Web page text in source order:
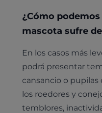
¿Cómo
mascota sufre
En los casos más
podrá presentar
cansancio o pupilas
los roedores y
temblores,